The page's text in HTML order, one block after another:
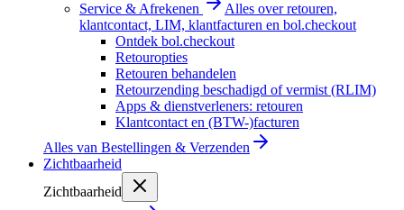
Service & Afrekenen
Alles over retouren,
klantcontact, LIM, klantfacturen en bol.checkout
Ontdek bol.checkout
Retouropties
Retouren behandelen
Retourzending beschadigd of vermist (RLIM)
Apps & dienstverleners: retouren
Klantcontact en (BTW-)facturen
Alles van Bestellingen & Verzenden
Zichtbaarheid
Zichtbaarheid